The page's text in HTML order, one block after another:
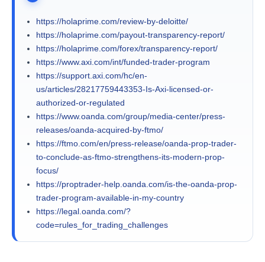
https://holaprime.com/review-by-deloitte/
https://holaprime.com/payout-transparency-report/
https://holaprime.com/forex/transparency-report/
https://www.axi.com/int/funded-trader-program
https://support.axi.com/hc/en-
us/articles/28217759443353-Is-Axi-licensed-or-
authorized-or-regulated
https://www.oanda.com/group/media-center/press-
releases/oanda-acquired-by-ftmo/
https://ftmo.com/en/press-release/oanda-prop-trader-
to-conclude-as-ftmo-strengthens-its-modern-prop-
focus/
https://proptrader-help.oanda.com/is-the-oanda-prop-
trader-program-available-in-my-country
https://legal.oanda.com/?
code=rules_for_trading_challenges